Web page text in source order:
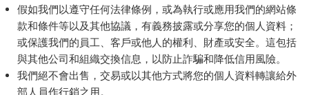
假如我們以遵守任何法律條例，或為執行或應用我們的網站條
款和條件等以及其他協議，有義務披露或分享您的個人資料；
或保護我們的員工、客戶或他人的權利、財產或安全。這包括
與其他公司和組織交換信息，以防止詐騙和降低信用風險。
我們絕不會出售，交易或以其他方式將您的個人資料轉讓給外
部人員作行銷之用。